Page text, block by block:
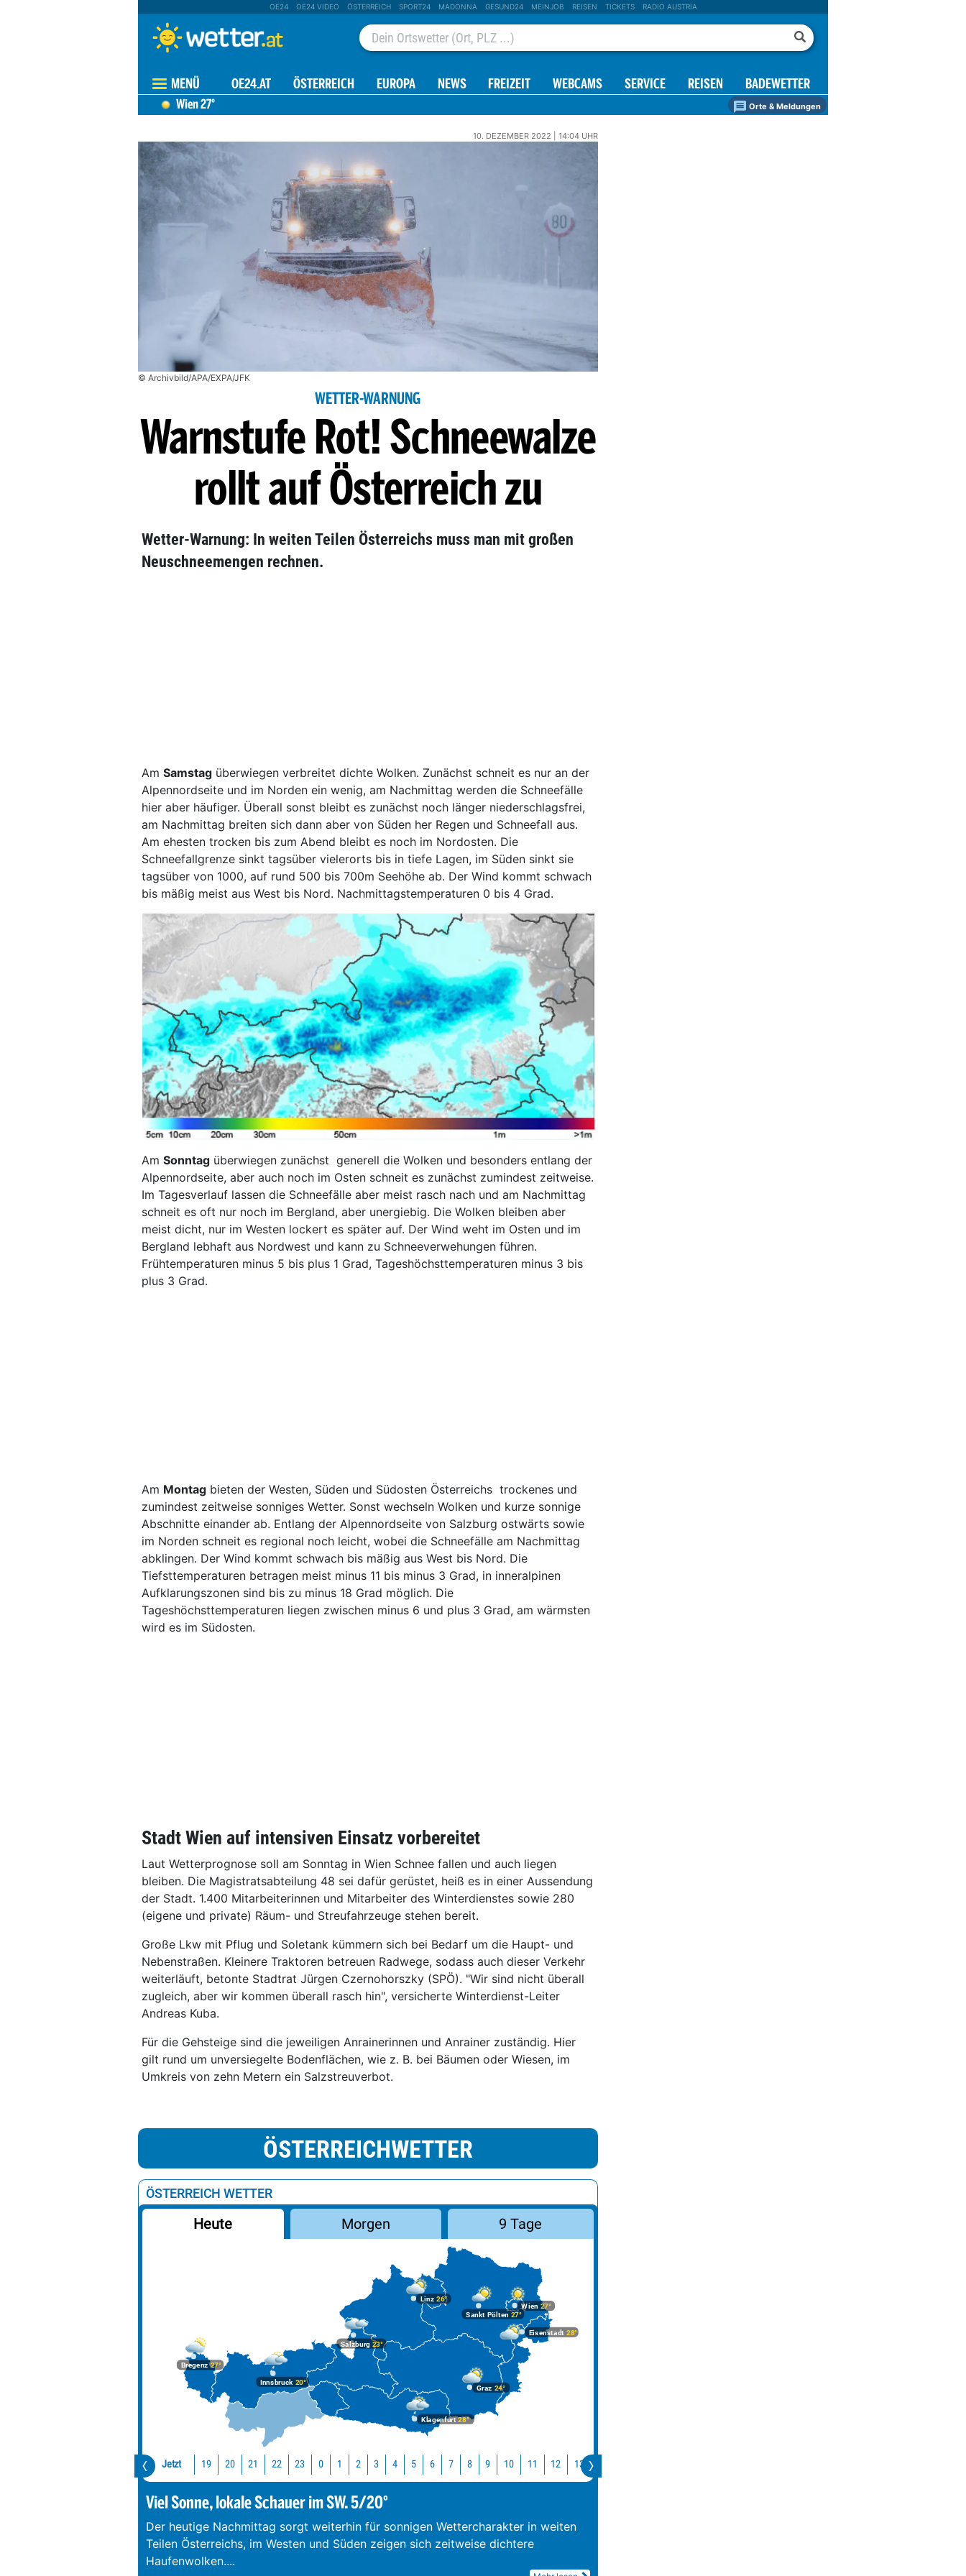
OE24 OE24 VIDEO ÖSTERREICH SPORT24 MADONNA GESUND24 MEINJOB REISEN TICKETS RADIO AUSTRIA
MENÜ OE24.AT ÖSTERREICH EUROPA NEWS FREIZEIT WEBCAMS SERVICE REISEN BADEWETTER
Wien27° Orte & Meldungen
10. DEZEMBER 2022 | 14:04 UHR
© Archivbild/APA/EXPA/JFK
WETTER-WARNUNG
Warnstufe Rot! Schneewalze
rollt auf Österreich zu
Wetter-Warnung: In weiten Teilen Österreichs muss man mit großen
Neuschneemengen rechnen.
Am Samstag überwiegen verbreitet dichte Wolken. Zunächst schneit es nur an der
Alpennordseite und im Norden ein wenig, am Nachmittag werden die Schneefälle
hier aber häufiger. Überall sonst bleibt es zunächst noch länger niederschlagsfrei,
am Nachmittag breiten sich dann aber von Süden her Regen und Schneefall aus.
Am ehesten trocken bis zum Abend bleibt es noch im Nordosten. Die
Schneefallgrenze sinkt tagsüber vielerorts bis in tiefe Lagen, im Süden sinkt sie
tagsüber von 1000, auf rund 500 bis 700m Seehöhe ab. Der Wind kommt schwach
bis mäßig meist aus West bis Nord. Nachmittagstemperaturen 0 bis 4 Grad.
Am Sonntag überwiegen zunächst generell die Wolken und besonders entlang der
Alpennordseite, aber auch noch im Osten schneit es zunächst zumindest zeitweise.
Im Tagesverlauf lassen die Schneefälle aber meist rasch nach und am Nachmittag
schneit es oft nur noch im Bergland, aber unergiebig. Die Wolken bleiben aber
meist dicht, nur im Westen lockert es später auf. Der Wind weht im Osten und im
Bergland lebhaft aus Nordwest und kann zu Schneeverwehungen führen.
Frühtemperaturen minus 5 bis plus 1 Grad, Tageshöchsttemperaturen minus 3 bis
plus 3 Grad.
Am Montag bieten der Westen, Süden und Südosten Österreichs trockenes und
zumindest zeitweise sonniges Wetter. Sonst wechseln Wolken und kurze sonnige
Abschnitte einander ab. Entlang der Alpennordseite von Salzburg ostwärts sowie
im Norden schneit es regional noch leicht, wobei die Schneefälle am Nachmittag
abklingen. Der Wind kommt schwach bis mäßig aus West bis Nord. Die
Tiefsttemperaturen betragen meist minus 11 bis minus 3 Grad, in inneralpinen
Aufklarungszonen sind bis zu minus 18 Grad möglich. Die
Tageshöchsttemperaturen liegen zwischen minus 6 und plus 3 Grad, am wärmsten
wird es im Südosten.
Stadt Wien auf intensiven Einsatz vorbereitet
Laut Wetterprognose soll am Sonntag in Wien Schnee fallen und auch liegen
bleiben. Die Magistratsabteilung 48 sei dafür gerüstet, heiß es in einer Aussendung
der Stadt. 1.400 Mitarbeiterinnen und Mitarbeiter des Winterdienstes sowie 280
(eigene und private) Räum- und Streufahrzeuge stehen bereit.
Große Lkw mit Pflug und Soletank kümmern sich bei Bedarf um die Haupt- und
Nebenstraßen. Kleinere Traktoren betreuen Radwege, sodass auch dieser Verkehr
weiterläuft, betonte Stadtrat Jürgen Czernohorszky (SPÖ). "Wir sind nicht überall
zugleich, aber wir kommen überall rasch hin", versicherte Winterdienst-Leiter
Andreas Kuba.
Für die Gehsteige sind die jeweiligen Anrainerinnen und Anrainer zuständig. Hier
gilt rund um unversiegelte Bodenflächen, wie z. B. bei Bäumen oder Wiesen, im
Umkreis von zehn Metern ein Salzstreuverbot.
ÖSTERREICHWETTER
ÖSTERREICH WETTER
Heute Morgen 9 Tage
Bregenz27°
Graz 24°
Innsbruck20°
Klagenfurt28°
Linz 26°
Salzburg23°
Wien 27°
Eisenstadt 28°
Sankt Pölten 27°
Jetzt 19 20 21 22 23 0 1 2 3 4 5 6 7 8 9 10 11 12 13
Viel Sonne, lokale Schauer im SW. 5/20°
Der heutige Nachmittag sorgt weiterhin für sonnigen Wettercharakter in weiten
Teilen Österreichs, im Westen und Süden zeigen sich zeitweise dichtere
Haufenwolken....